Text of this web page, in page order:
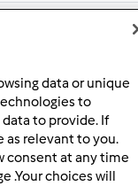
data or unique
to
to provide. If
as relevant to you.
consent at any time
.Your choices will